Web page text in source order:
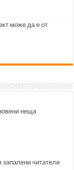
може да е от
неща
читатели